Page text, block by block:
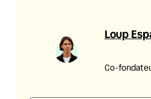
Loup
Co-